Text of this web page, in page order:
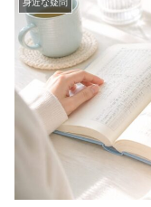
身近な疑問